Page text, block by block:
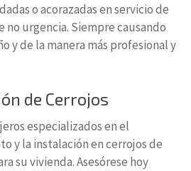
o acorazadas en servicio de
no urgencia. Siempre causando
y de la manera más profesional y
de Cerrojos
especializados en el
y la instalación en cerrojos de
su vivienda. Asesórese hoy